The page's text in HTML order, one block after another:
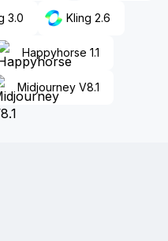
3.0 Kling 2.6
Happyhorse 1.1
Midjourney V8.1